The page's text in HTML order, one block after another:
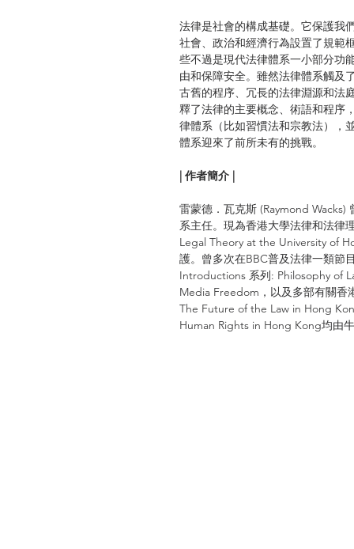
法律是社會的構成基礎。它保護我
社會、政治和經濟行為設置了規範
些不過是現代法律體系一小部分功
由和保障安全。雖然法律體系觸及
古舊的程序、冗長的法律淵源和法
釋了法律的主要概念、術語和程序
律體系（比如習慣法和宗教法），
體系迎來了前所未有的挑戰。
| 作者簡介 |
雷蒙德．瓦克斯 (Raymond
系主任。現為香港大學法律和法律
Legal Theory at the University of
護。曾多次在BBC普及法律一類節
Introductions 系列: Philosophy of
Media Freedom，以及多部有關
The Future of the Law in Hong
Human Rights in Hong Kong均由